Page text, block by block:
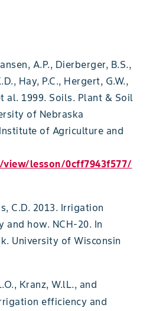
A.P., Dierberger, B.S.,
Hay, P.C., Hergert, G.W.,
al. 1999. Soils. Plant & Soil
of Nebraska
of Agriculture and
lesson/0cff7943f577/
C.D. 2013. Irrigation
how. NCH-20. In
University of Wisconsin
Kranz, W.lL., and
efficiency and